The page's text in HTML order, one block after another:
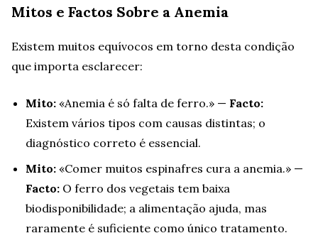
Mitos e Factos Sobre a Anemia
Existem muitos equívocos em torno desta condição
que importa esclarecer:
Mito: «Anemia é só falta de ferro.» — Facto:
Existem vários tipos com causas distintas; o
diagnóstico correto é essencial.
Mito: «Comer muitos espinafres cura a anemia.» —
Facto: O ferro dos vegetais tem baixa
biodisponibilidade; a alimentação ajuda, mas
raramente é suficiente como único tratamento.